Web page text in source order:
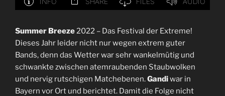
Summer Breeze2022 – Das Festival der Extreme!
Dieses Jahr leider nicht nur wegen extrem guter
Bands, denn das Wetter war sehr wankelmütig und
schwankte zwischen atemraubenden Staubwolken
und nervig rutschigen Matchebenen.Gandiwar in
Bayern vor Ort und berichtet. Damit die Folge nicht